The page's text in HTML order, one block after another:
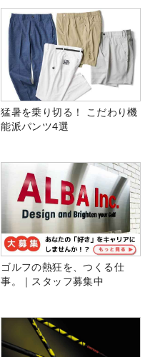
猛暑を乗り切る！ こだわり機
能派パンツ4選
ゴルフの熱狂を、つくる仕
事。｜スタッフ募集中